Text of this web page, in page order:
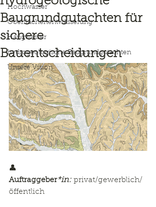
Hochwasser
Oberflächenentwässerung
Hangwasser
hydrogeologische Baugrundgutachten
Unsere Vision
Baugrundgutachten für
sichere
Bauentscheidungen
👤
Auftraggeber*in: privat/gewerblich/
öffentlich